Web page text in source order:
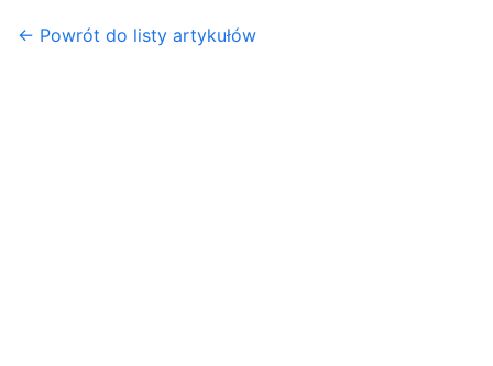
← Powrót do listy artykułów